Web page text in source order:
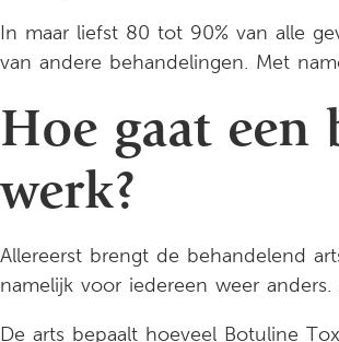
In maar liefst 80 tot 90% van alle
van andere behandelingen. Met
Hoe gaat
werk?
Allereerst brengt de behandelend
namelijk voor iedereen weer
De arts bepaalt hoeveel Botuline